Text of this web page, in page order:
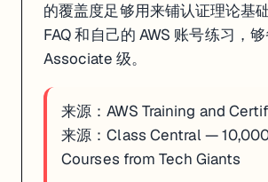
的覆盖度足够用来铺认证理论基
FAQ 和自己的 AWS 账号练习，
Associate 级。
来源：AWS Training and
来源：Class Central —
Courses from Tech Giants